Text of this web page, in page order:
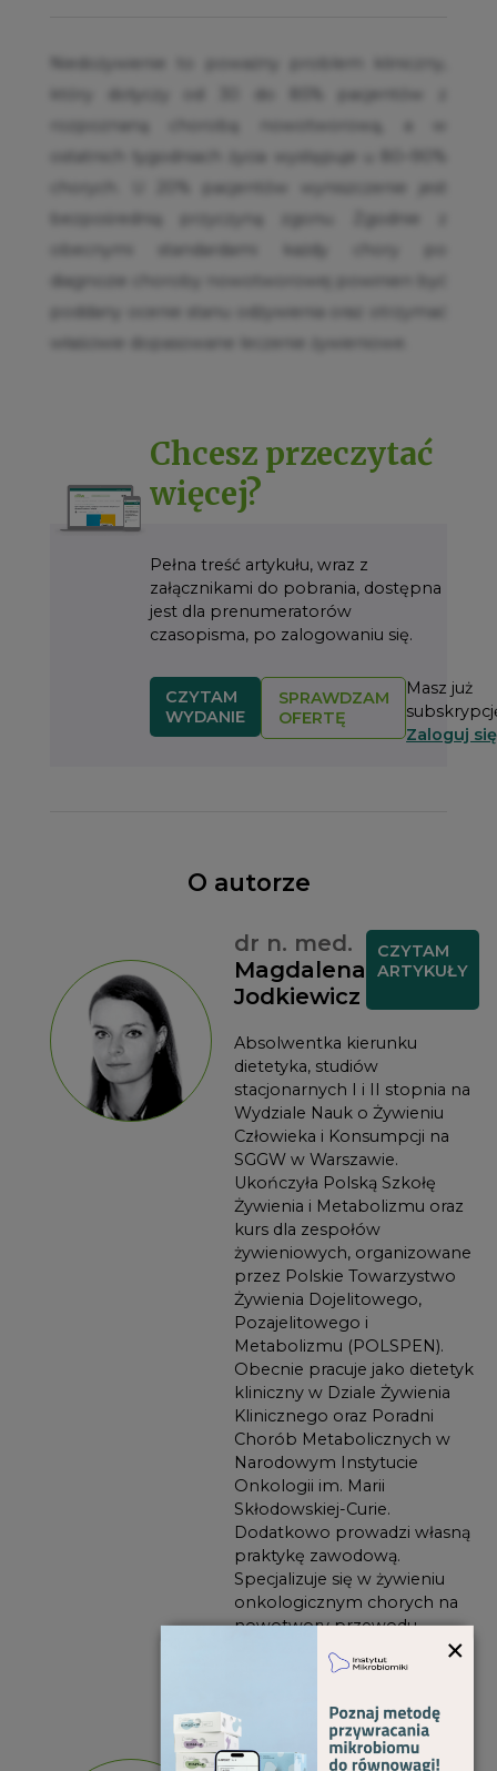
Chcesz przeczytać
więcej?
Pełna treść artykułu, wraz z
załącznikami do pobrania, dostępna
jest dla prenumeratorów
czasopisma, po zalogowaniu się.
CZYTAM
WYDANIE
SPRAWDZAM
OFERTĘ
Masz już
Zaloguj
O autorze
dr n. med.
Magdalena
Jodkiewicz
CZYTAM
ARTYKUŁY
Absolwentka kierunku
dietetyka, studiów
stacjonarnych I i II stopnia na
Wydziale Nauk o Żywieniu
Człowieka i Konsumpcji na
SGGW w Warszawie.
Ukończyła Polską Szkołę
Żywienia i Metabolizmu oraz
kurs dla zespołów
żywieniowych, organizowane
przez Polskie Towarzystwo
Żywienia Dojelitowego,
Pozajelitowego i
Metabolizmu (POLSPEN).
Obecnie pracuje jako dietetyk
kliniczny w Dziale Żywienia
Klinicznego oraz Poradni
Chorób Metabolicznych w
Narodowym Instytucie
Onkologii im. Marii
Skłodowskiej-Curie.
Dodatkowo prowadzi własną
praktykę zawodową.
Specjalizuje się w żywieniu
onkologicznym chorych na
nowotwory przewodu
pokarmowego oraz
nowotwory piersi.
dr n. med.
CZYTAM
×